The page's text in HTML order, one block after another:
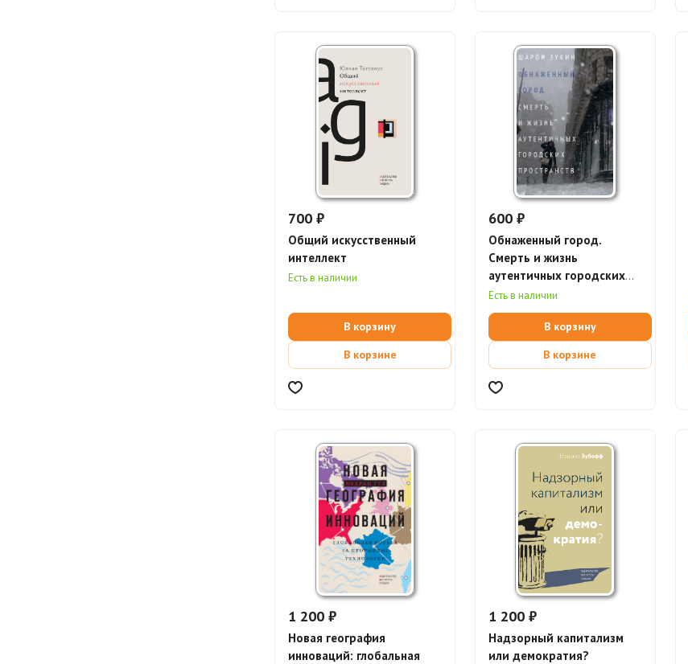
700 ₽
Общий искусственный
интеллект
Есть в наличии
В корзину
В корзине
600 ₽
Обнаженный город.
Смерть и жизнь
аутентичных городских
пространств (электронная
книга)
Есть в наличии
В корзину
В корзине
1 200 ₽
Новая география
инноваций: глобальная
1 200 ₽
Надзорный капитализм
или демократия?